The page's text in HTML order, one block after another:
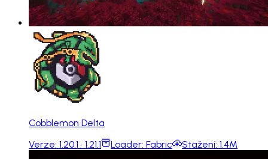
Cobblemon Delta
Verze: 1.20.1 · 1.21.1 Loader: Fabric Stažení: 1.4M